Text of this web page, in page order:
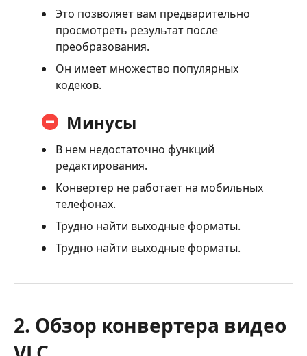
Это позволяет вам предварительно
просмотреть результат после
преобразования.
Он имеет множество популярных
кодеков.
Минусы
В нем недостаточно функций
редактирования.
Конвертер не работает на мобильных
телефонах.
Трудно найти выходные форматы.
Трудно найти выходные форматы.
2. Обзор конвертера видео